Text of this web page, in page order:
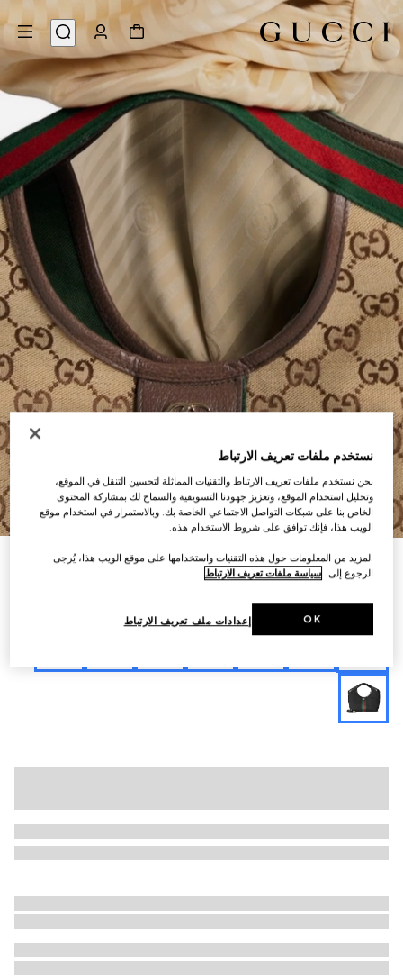
/
9
التخصيص بالأحرف الأولى
حقيبة يد Gucci Giglio صغيرة الحجم
كانفاس بنقش GG باللونين البيج والبني
نستخدم ملفات تعريف الارتباط
نحن نستخدم ملفات تعريف الارتباط والتقنيات المماثلة لتحسين التنقل في الموقع،
وتحليل استخدام الموقع، وتعزيز جهودنا التسويقية والسماح لك بمشاركة المحتوى
الخاص بنا على شبكات التواصل الاجتماعي الخاصة بك. وبالاستمرار في استخدام موقع
الويب هذا، فإنك توافق على شروط الاستخدام هذه.
.لمزيد من المعلومات حول هذه التقنيات واستخدامها على موقع الويب هذا، يُرجى
الرجوع إلى سياسة ملفات تعريف الارتباط
إعدادات ملف تعريف الارتباط OK